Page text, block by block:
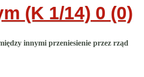
(K 1/14) 0 (0)
innymi przeniesienie przez rząd